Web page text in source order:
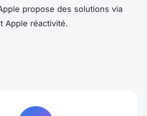
propose des solutions via
Apple réactivité.